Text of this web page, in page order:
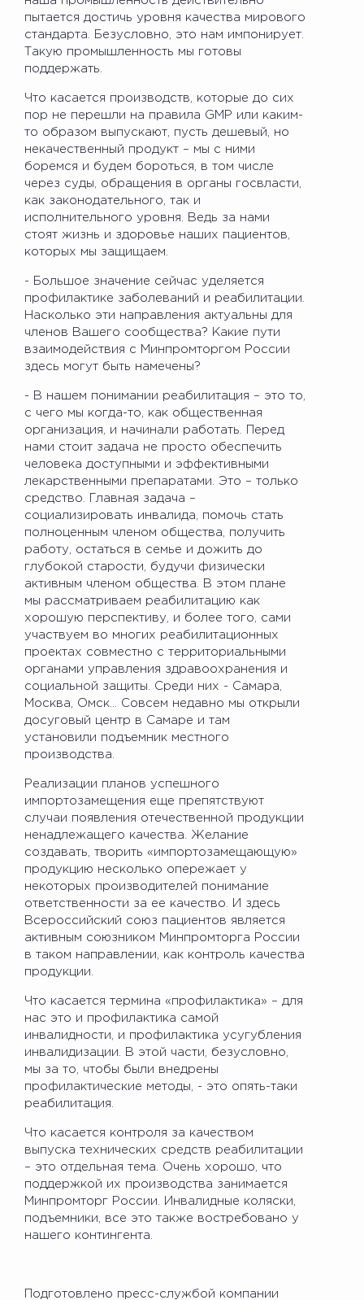
пытается достичь уровня качества мирового
стандарта. Безусловно, это нам импонирует.
Такую промышленность мы готовы
поддержать.
Что касается производств, которые до сих
пор не перешли на правила GMP или каким-
то образом выпускают, пусть дешевый, но
некачественный продукт – мы с ними
боремся и будем бороться, в том числе
через суды, обращения в органы госвласти,
как законодательного, так и
исполнительного уровня. Ведь за нами
стоят жизнь и здоровье наших пациентов,
которых мы защищаем.
- Большое значение сейчас уделяется
профилактике заболеваний и реабилитации.
Насколько эти направления актуальны для
членов Вашего сообщества? Какие пути
взаимодействия с Минпромторгом России
здесь могут быть намечены?
- В нашем понимании реабилитация – это то,
с чего мы когда-то, как общественная
организация, и начинали работать. Перед
нами стоит задача не просто обеспечить
человека доступными и эффективными
лекарственными препаратами. Это – только
средство. Главная задача –
социализировать инвалида, помочь стать
полноценным членом общества, получить
работу, остаться в семье и дожить до
глубокой старости, будучи физически
активным членом общества. В этом плане
мы рассматриваем реабилитацию как
хорошую перспективу, и более того, сами
участвуем во многих реабилитационных
проектах совместно с территориальными
органами управления здравоохранения и
социальной защиты. Среди них - Самара,
Москва, Омск… Совсем недавно мы открыли
досуговый центр в Самаре и там
установили подъемник местного
производства.
Реализации планов успешного
импортозамещения еще препятствуют
случаи появления отечественной продукции
ненадлежащего качества. Желание
создавать, творить «импортозамещающую»
продукцию несколько опережает у
некоторых производителей понимание
ответственности за ее качество. И здесь
Всероссийский союз пациентов является
активным союзником Минпромторга России
в таком направлении, как контроль качества
продукции.
Что касается термина «профилактика» – для
нас это и профилактика самой
инвалидности, и профилактика усугубления
инвалидизации. В этой части, безусловно,
мы за то, чтобы были внедрены
профилактические методы, - это опять-таки
реабилитация.
Что касается контроля за качеством
выпуска технических средств реабилитации
– это отдельная тема. Очень хорошо, что
поддержкой их производства занимается
Минпромторг России. Инвалидные коляски,
подъемники, все это также востребовано у
нашего контингента.
Подготовлено пресс-службой компании